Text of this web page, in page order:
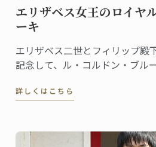
エリザベス女王のロイヤ
ーキ
エリザベス二世とフィリップ殿
記念して、ル・コルドン・ブル
挑戦。その模様がITVのA Very
詳しくはこちら